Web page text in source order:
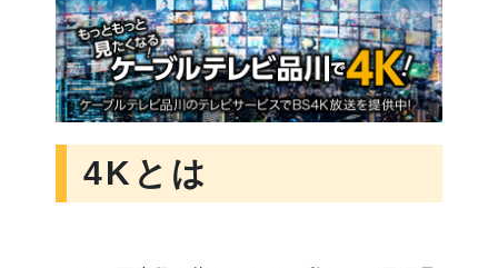
4Kとは